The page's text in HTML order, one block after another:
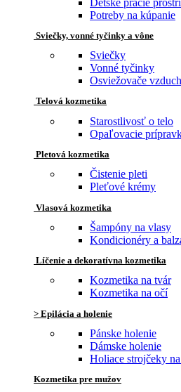
Potreby na kúpanie
Sviečky, vonné tyčinky a vône
Sviečky
Vonné tyčinky
Osviežovače
Telová kozmetika
Starostlivosť o telo
Opaľovacie
Pletová kozmetika
Čistenie pleti
Pleťové krémy
Vlasová kozmetika
Šampóny na vlasy
Kondicionéry a
Líčenie a dekoratívna kozmetika
Kozmetika na tvár
Kozmetika na očí
> Epilácia a holenie
Pánske holenie
Dámske holenie
Holiace strojčeky
Kozmetika pre mužov